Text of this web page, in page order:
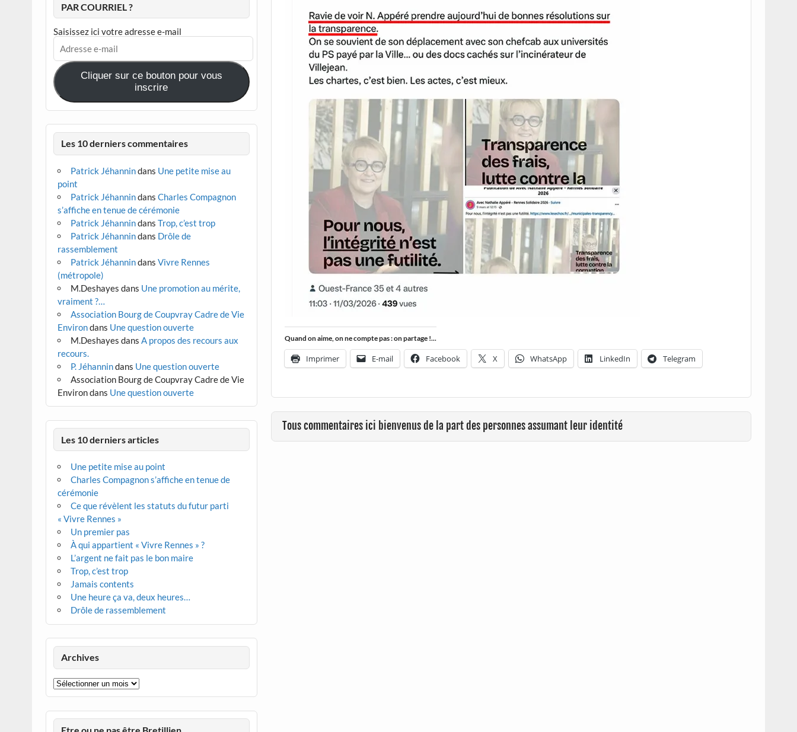
Quand on aime, on ne compte pas : on partage !...
Imprimer E-mail Facebook X WhatsApp LinkedIn Telegram
Tous commentaires ici bienvenus de la part des personnes assumant leur identité
PAR COURRIEL ?
Saisissez ici votre adresse e-mail
Adresse
e-
mail
Cliquer sur ce bouton pour vous
inscrire
Les 10 derniers commentaires
Patrick Jéhannindans Une petite mise au
point
Patrick Jéhannindans Charles Compagnon
s’affiche en tenue de cérémonie
Patrick Jéhannindans Trop, c’est trop
Patrick Jéhannindans Drôle de
rassemblement
Patrick Jéhannindans Vivre Rennes
(métropole)
M.Deshayes dans Une promotion au mérite,
vraiment ?…
Association Bourg de Coupvray Cadre de Vie
Environdans Une question ouverte
M.Deshayes dans A propos des recours aux
recours.
P. Jéhannindans Une question ouverte
Association Bourg de Coupvray Cadre de Vie
Environdans Une question ouverte
Les 10 derniers articles
Une petite mise au point
Charles Compagnon s’affiche en tenue de
cérémonie
Ce que révèlent les statuts du futur parti
« Vivre Rennes »
Un premier pas
À qui appartient « Vivre Rennes » ?
L’argent ne fait pas le bon maire
Trop, c’est trop
Jamais contents
Une heure ça va, deux heures…
Drôle de rassemblement
Archives
Archives
Etre ou ne pas être Bretillien